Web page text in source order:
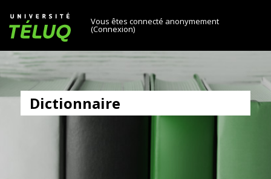
Université TÉLUQ
Vous êtes connecté anonymement
(Connexion)
Dictionnaire